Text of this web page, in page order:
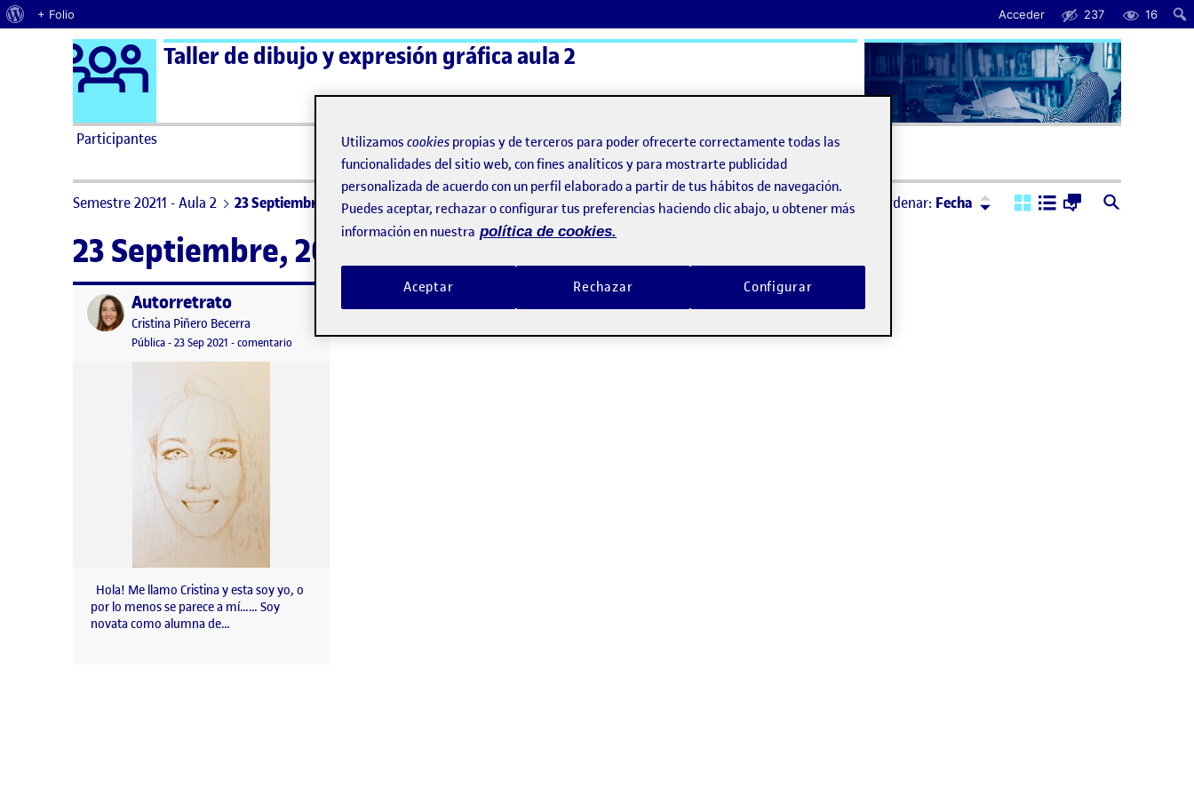
Acerca de WordPress
+ Folio Acceder 237 16
Saltar al contenido Logo Ágora
Taller de dibujo y expresión gráfica aula 2
Participantes ActiFolios Ayúda
Semestre 20211 - Aula 2 23 Septiembre, 2021 Ordenar: Fecha Ordenar:Descendente
23 Septiembre, 2021
Publicado porAutorretrato
Publicado por
Cristina Piñero Becerra
Visibilidad:
Pública-Fecha de publicación
23 Sep 2021 26 septiembre, 2021 11:02 am
-comentario en Autorretrato
Hola! Me llamo Cristina y esta soy yo, o
por lo menos se parece a mí…… Soy
novata como alumna de…
Utilizamos cookies propias y de terceros para poder ofrecerte correctamente todas las
funcionalidades del sitio web, con fines analíticos y para mostrarte publicidad
personalizada de acuerdo con un perfil elaborado a partir de tus hábitos de navegación.
Puedes aceptar, rechazar o configurar tus preferencias haciendo clic abajo, u obtener más
información en nuestra política de cookies.
Rechazar
Aceptar Configurar